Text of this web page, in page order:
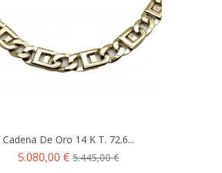
Cadena De Oro 14 K T. 72.6...
Precio
5.080,00 € Precio
5.445,00 €